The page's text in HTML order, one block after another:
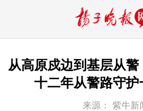
从高原戍边到基层从
十二年从警路守护
来源：
紫牛新